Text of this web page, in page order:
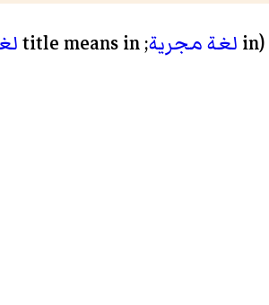
لغة مجرية; title means in